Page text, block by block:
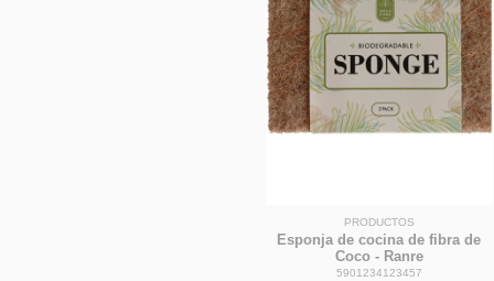
PRODUCTOS
Esponja de cocina de fibra de
Coco - Ranre
5901234123457